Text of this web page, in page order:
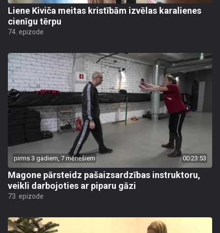
Liene Kiviča meitas kristībām izvēlas karalienes
cienīgu tērpu
74. epizode
pirms 3 gadiem, 7 mēnešiem 00:23:53
Magone pārsteidz pašaizsardzības instruktoru,
veikli darbojoties ar piparu gāzi
73. epizode